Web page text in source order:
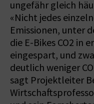
ungefähr gleich
«Nicht jedes
Emissionen, unter
die E-Bikes CO2 in
eingespart, und
deutlich weniger
sagt Projektleiter